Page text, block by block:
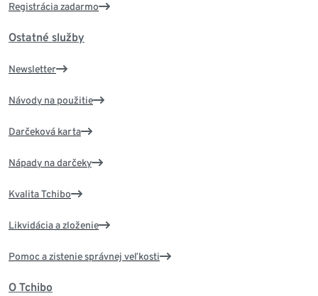
Registrácia zadarmo
Ostatné služby
Newsletter
Návody na použitie
Darčeková karta
Nápady na darčeky
Kvalita Tchibo
Likvidácia a zloženie
Pomoc a zistenie správnej veľkosti
O Tchibo